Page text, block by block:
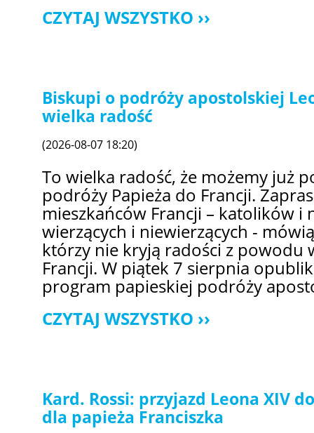
CZYTAJ WSZYSTKO
Biskupi o podróży apostolskiej
wielka radość
(2026-08-07 18:20)
To wielka radość, że możemy już
podróży Papieża do Francji.
mieszkańców Francji – katolików i
wierzących i niewierzących -
którzy nie kryją radości z powodu
Francji. W piątek 7 sierpnia
program papieskiej podróży
CZYTAJ WSZYSTKO
Kard. Rossi: przyjazd Leona XIV
dla papieża Franciszka